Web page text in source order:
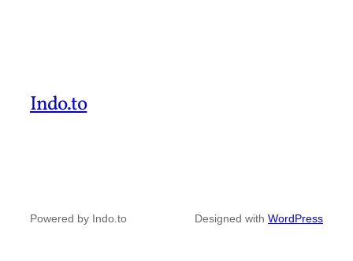
Indo.to
Powered by Indo.to Designed with WordPress